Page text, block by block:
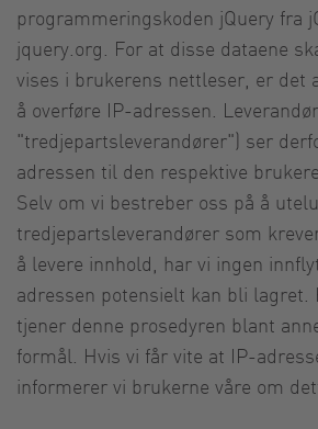
programmeringskoden jQuery fra
jquery.org. For at disse dataene
vises i brukerens nettleser, er det
å overføre IP-adressen.
"tredjepartsleverandører") ser
adressen til den respektive
Selv om vi bestreber oss på å
tredjepartsleverandører som
å levere innhold, har vi ingen
adressen potensielt kan bli lagret.
tjener denne prosedyren blant
formål. Hvis vi får vite at IP-
informerer vi brukerne våre om